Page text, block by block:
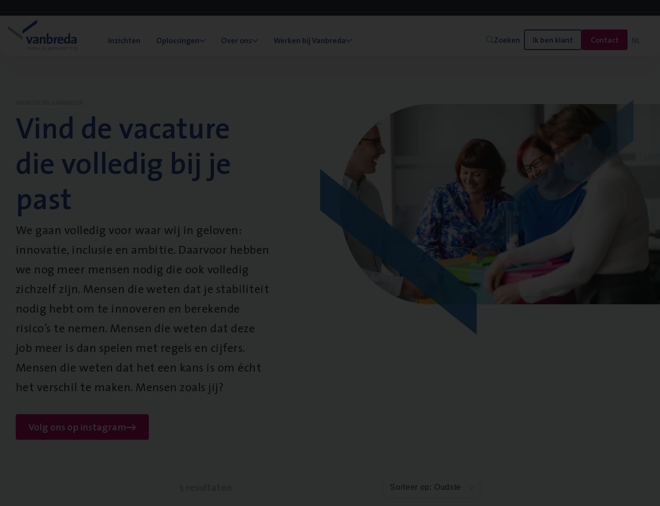
Inzichten Oplossingen Over ons Werken bij Vanbreda Zoeken Ik ben klant Contact NL
Vind de vacature
die volledig bij je
past
We gaan volledig voor waar wij in geloven:
innovatie, inclusie en ambitie. Daarvoor hebben
we nog meer mensen nodig die ook volledig
zichzelf zijn. Mensen die weten dat je stabiliteit
nodig hebt om te innoveren en berekende
risico’s te nemen. Mensen die weten dat deze
job meer is dan spelen met regels en cijfers.
Mensen die weten dat het een kans is om écht
het verschil te maken. Mensen zoals jij?
Volg ons op instagram
Sorteer op: Oudste